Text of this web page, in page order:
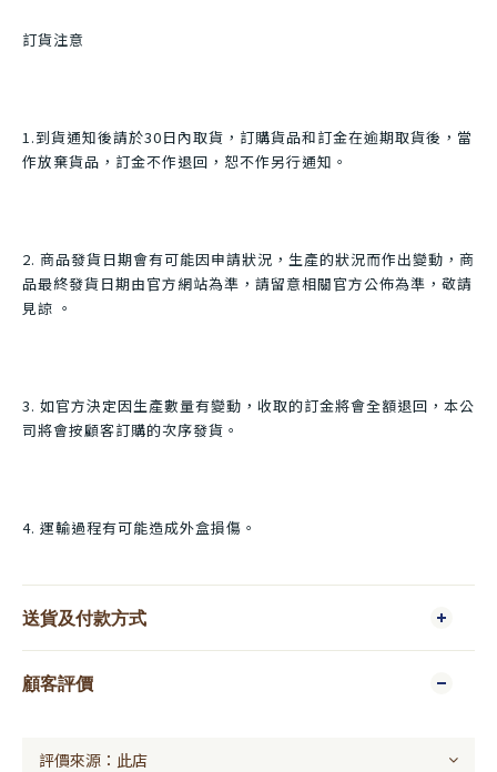
訂貨注意
1.到貨通知後請於30日內取貨，訂購貨品和訂金在逾期取貨後，當
作放棄貨品，訂金不作退回，恕不作另行通知。
2. 商品發貨日期會有可能因申請狀況，生產的狀況而作出變動，商
品最終發貨日期由官方網站為準，請留意相關官方公佈為準，敬請
見諒 。
3. 如官方決定因生產數量有變動，收取的訂金將會全額退回，本公
司將會按顧客訂購的次序發貨。
4. 運輸過程有可能造成外盒損傷。
送貨及付款方式
顧客評價